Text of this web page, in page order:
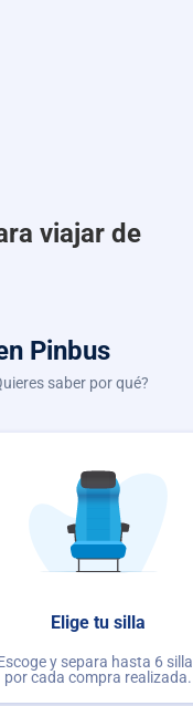
viajar de
Pinbus
saber por qué?
Elige tu silla
y separa hasta 6
por cada compra realizada.